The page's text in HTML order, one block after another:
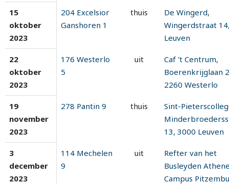
15
oktober
2023
204 Excelsior
Ganshoren 1
thuis
De Wingerd,
Wingerdstraat
Leuven
22
oktober
2023
176 Westerlo
5
uit
Caf 't Centrum,
Boerenkrijglaan
2260 Westerlo
19
november
2023
278 Pantin 9 thuis
Sint-
13, 3000 Leuven
3
december
2023
114 Mechelen
9
uit
Refter van het
Busleyden
Campus